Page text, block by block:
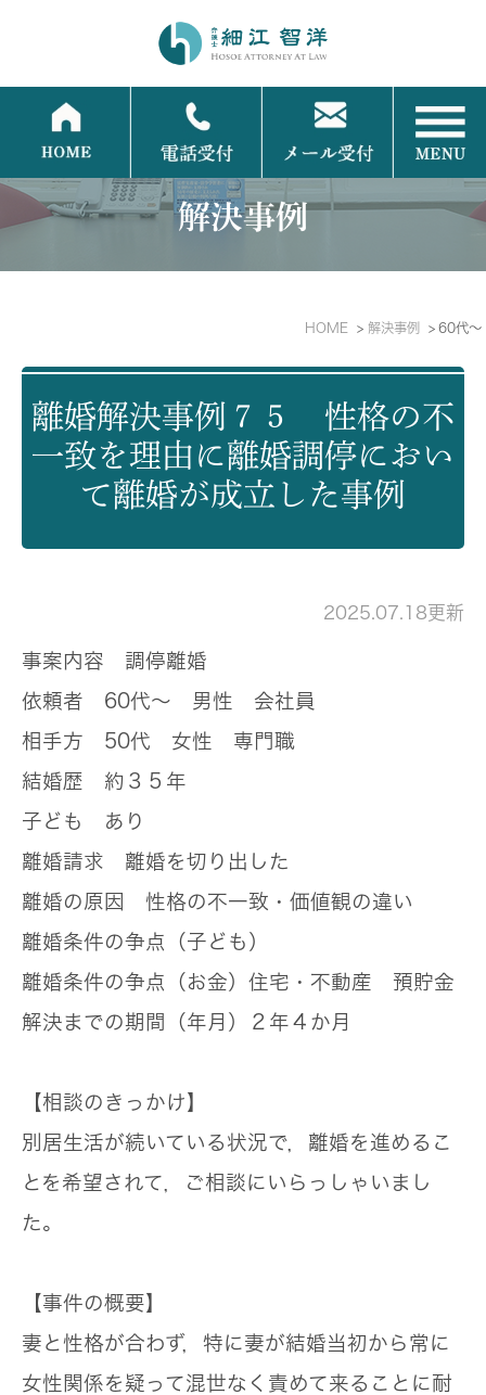
解決事例
HOME 解決事例 60代～
離婚解決事例７５ 性格の不
一致を理由に離婚調停におい
て離婚が成立した事例
2025.07.18更新
事案内容 調停離婚
依頼者 60代～ 男性 会社員
相手方 50代 女性 専門職
結婚歴 約３５年
子ども あり
離婚請求 離婚を切り出した
離婚の原因 性格の不一致・価値観の違い
離婚条件の争点（子ども）
離婚条件の争点（お金） 住宅・不動産 預貯金
解決までの期間（年月） ２年４か月
【相談のきっかけ】
別居生活が続いている状況で，離婚を進めるこ
とを希望されて，ご相談にいらっしゃいまし
た。
【事件の概要】
妻と性格が合わず，特に妻が結婚当初から常に
女性関係を疑って混世なく責めて来ることに耐